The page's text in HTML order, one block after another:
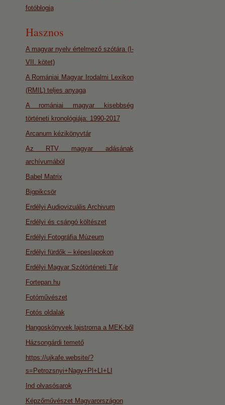
fotóblogja
Hasznos
A magyar nyelv értelmező szótára (I-
VII. kötet)
A Romániai Magyar Irodalmi Lexikon
(RMIL) teljes anyaga
A romániai magyar kisebbség
történeti kronológiája: 1990-2017
Arcanum kézikönyvtár
Az RTV magyar adásának
archívumából
Babel Matrix
Bigpikcsör
Erdélyi Audiovizuális Archivum
Erdélyi és csángó költészet
Erdélyi Fotográfia Múzeum
Erdélyi fürdők – képeslapokon
Erdélyi Magyar Szótörténeti Tár
Fortepan.hu
Fotóművészet
Fotós oldalak
Hangoskönyvek lajstroma a MEK-ből
Házsongárdi temető
https://ujkafe.website/?
s=Petrozsnyi+Nagy+Pl+LI+LI
Ind olvasósarok
Képzőművészet Magyarországon